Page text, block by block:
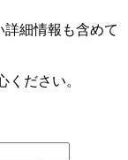
詳細情報も含めて
ださい。